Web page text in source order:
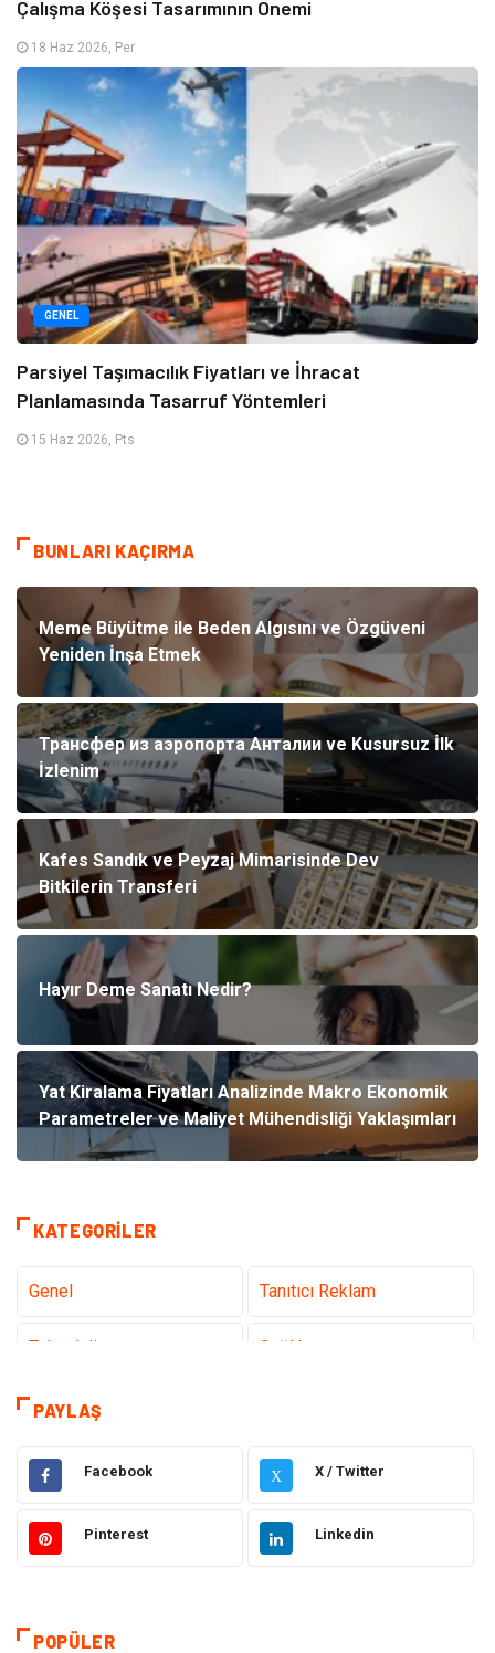
Çalışma Köşesi Tasarımının Önemi
18 Haz 2026, Per
GENEL
Parsiyel Taşımacılık Fiyatları ve İhracat
Planlamasında Tasarruf Yöntemleri
15 Haz 2026, Pts
BUNLARI KAÇIRMA
Meme Büyütme ile Beden Algısını ve Özgüveni
Yeniden İnşa Etmek
Трансфер из аэропорта Анталии ve Kusursuz İlk
İzlenim
Kafes Sandık ve Peyzaj Mimarisinde Dev
Bitkilerin Transferi
Hayır Deme Sanatı Nedir?
Yat Kiralama Fiyatları Analizinde Makro Ekonomik
Parametreler ve Maliyet Mühendisliği Yaklaşımları
KATEGORILER
Genel Tanıtıcı Reklam
Teknoloji Sağlık
Teknoloji & İnternet
Elektrik & Elektronik Dekorasyon
Güzellik ve Bakım Eğitim
Makine
PAYLAŞ
Facebook X X / Twitter
Pinterest Linkedin
POPÜLER